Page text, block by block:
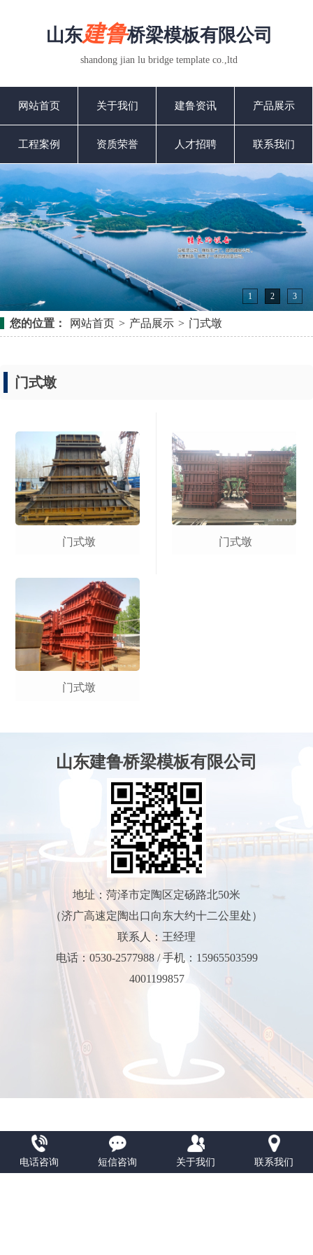
山东建鲁桥梁模板有限公司
shandong jian lu bridge template co.,ltd
网站首页 关于我们 建鲁资讯 产品展示
工程案例 资质荣誉 人才招聘 联系我们
1 2 3
您的位置： 网站首页 > 产品展示 > 门式墩
门式墩
门式墩
门式墩
门式墩
山东建鲁桥梁模板有限公司
地址：菏泽市定陶区定砀路北50米
（济广高速定陶出口向东大约十二公里处）
联系人：王经理
电话：0530-2577988 / 手机：15965503599
4001199857
电话咨询 短信咨询 关于我们 联系我们